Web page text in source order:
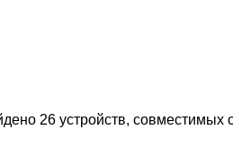
26 устройств, совместимых